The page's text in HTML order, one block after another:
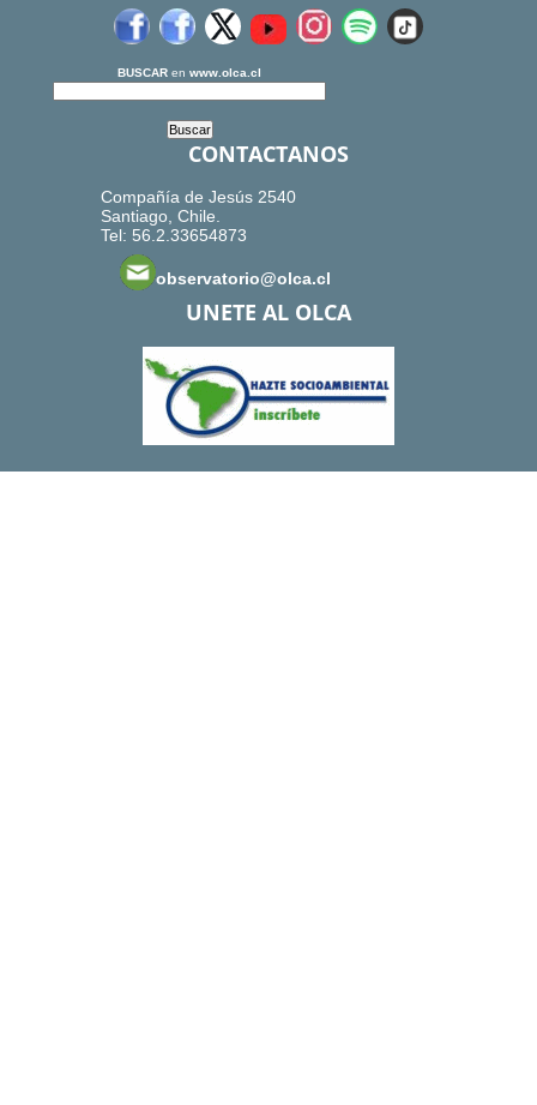
BUSCAR en www.olca.cl
CONTACTANOS
Compañía de Jesús 2540
Santiago, Chile.
Tel: 56.2.33654873
observatorio@olca.cl
UNETE AL OLCA